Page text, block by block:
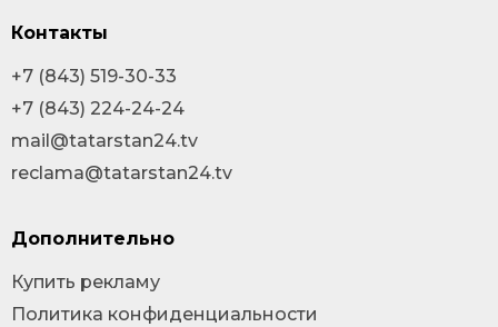
Контакты
+7 (843) 519-30-33
+7 (843) 224-24-24
mail@tatarstan24.tv
reclama@tatarstan24.tv
Дополнительно
Купить рекламу
Политика конфиденциальности